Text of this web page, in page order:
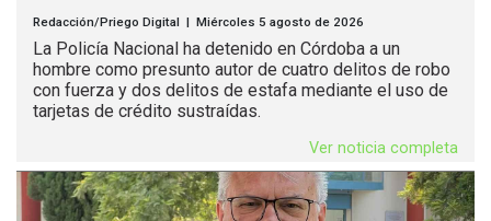
Redacción/Priego Digital | Miércoles 5 agosto de 2026
La Policía Nacional ha detenido en Córdoba a un
hombre como presunto autor de cuatro delitos de robo
con fuerza y dos delitos de estafa mediante el uso de
tarjetas de crédito sustraídas.
Ver noticia completa